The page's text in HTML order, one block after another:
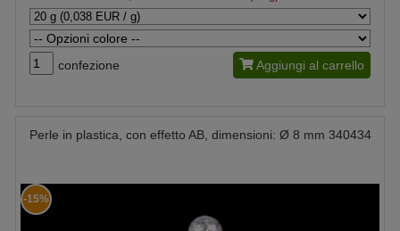
confezione Aggiungi al carrello
Perle in plastica, con effetto AB, dimensioni: Ø 8 mm 340434
-15%